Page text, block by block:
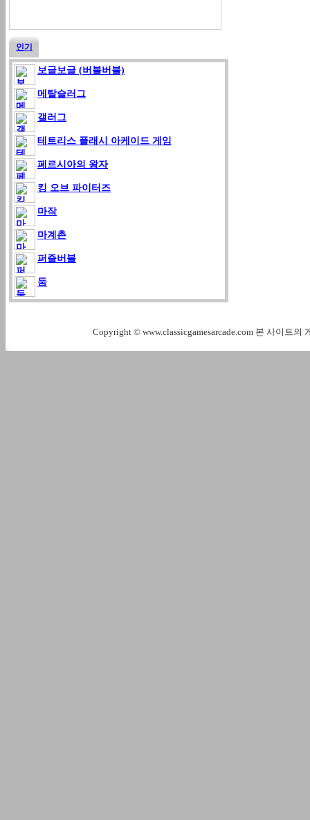
인기
보글보글 (버블버블)
메탈슬러그
갤러그
테트리스 플래시 아케이드 게임
페르시아의 왕자
킹 오브 파이터즈
마작
마계촌
퍼즐버블
둠
Copyright © www.classicgamesarcade.com 본 사이트